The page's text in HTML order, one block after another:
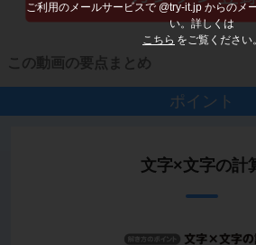
ご利用のメールサービスで @try-it.jp からのメ
い。詳しくは
こちら をご覧ください
この動画の要点まとめ
ポイント
文字×文字の計